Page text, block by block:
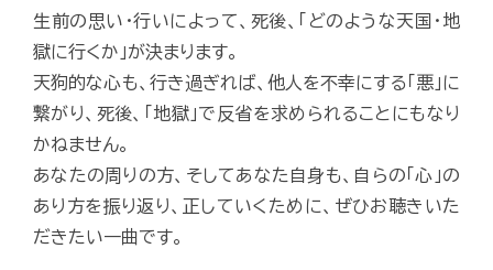
生前の思い・行いによって、死後、「どのような天国・地
獄に行くか」が決まります。
天狗的な心も、行き過ぎれば、他人を不幸にする「悪」に
繋がり、死後、「地獄」で反省を求められることにもなり
かねません。
あなたの周りの方、そしてあなた自身も、自らの「心」の
あり方を振り返り、正していくために、ぜひお聴きいた
だきたい一曲です。